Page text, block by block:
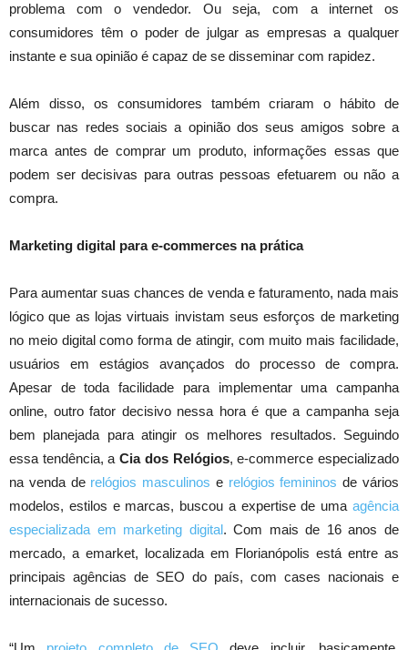
problema com o vendedor. Ou seja, com a internet os
consumidores têm o poder de julgar as empresas a qualquer
instante e sua opinião é capaz de se disseminar com rapidez.
Além disso, os consumidores também criaram o hábito de
buscar nas redes sociais a opinião dos seus amigos sobre a
marca antes de comprar um produto, informações essas que
podem ser decisivas para outras pessoas efetuarem ou não a
compra.
Marketing digital para e-commerces na prática
Para aumentar suas chances de venda e faturamento, nada mais
lógico que as lojas virtuais invistam seus esforços de marketing
no meio digital como forma de atingir, com muito mais facilidade,
usuários em estágios avançados do processo de compra.
Apesar de toda facilidade para implementar uma campanha
online, outro fator decisivo nessa hora é que a campanha seja
bem planejada para atingir os melhores resultados. Seguindo
essa tendência, aCia dos Relógios, e-commerce especializado
na venda de relógios masculinos e relógios femininos de vários
modelos, estilos e marcas, buscou a expertise de uma agência
especializada em marketing digital. Com mais de 16 anos de
mercado, a emarket, localizada em Florianópolis está entre as
principais agências de SEO do país, com cases nacionais e
internacionais de sucesso.